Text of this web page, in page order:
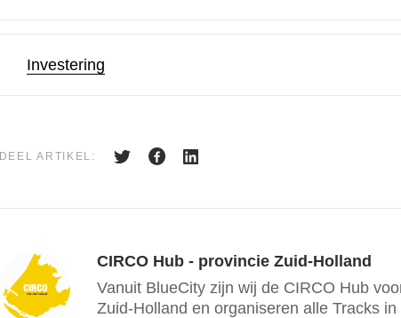
Investering
DEEL ARTIKEL:
CIRCO Hub - provincie Zuid-Holland
Vanuit BlueCity zijn wij de CIRCO Hub
Zuid-Holland en organiseren alle Tracks